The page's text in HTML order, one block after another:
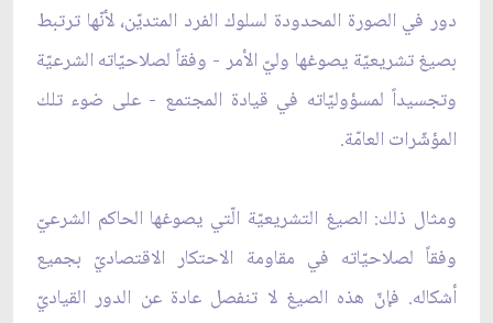
دور في الصورة المحدودة لسلوك الفرد المتديّن، لأنّها ترتبط
بصيغ تشريعيّة يصوغها وليّ الأمر - وفقاً لصلاحيّاته الشرعيّة
وتجسيداً لمسؤوليّاته في قيادة المجتمع - على ضوء تلك
المؤشّرات العامّة.
ومثال ذلك: الصيغ التشريعيّة الّتي يصوغها الحاكم الشرعيّ
وفقاً لصلاحيّاته في مقاومة الاحتكار الاقتصاديّ بجميع
أشكاله. فإنّ هذه الصيغ لا تنفصل عادة عن الدور القياديّ